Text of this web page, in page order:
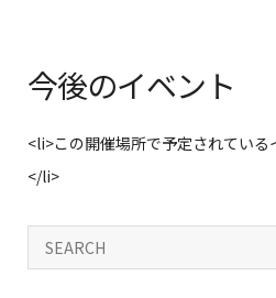
今後のイベント
<li>この開催場所で予定されている
</li>